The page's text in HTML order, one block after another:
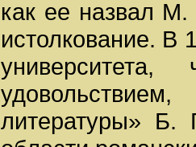
как ее назвал
истолкование. В
литературы» Б.